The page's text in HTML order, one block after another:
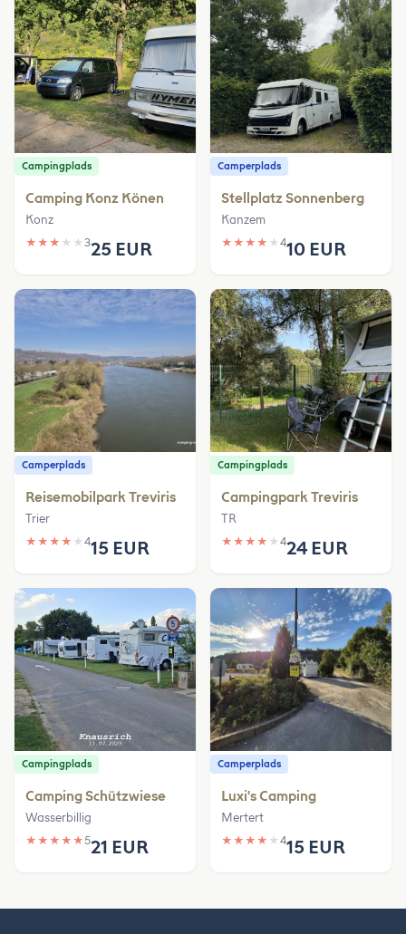
Campingplads
Camping Konz Könen
Konz
★ ★ ★ ★ ★ 325 EUR
Camperplads
Stellplatz Sonnenberg
Kanzem
★ ★ ★ ★ ★ 410 EUR
Camperplads
Reisemobilpark Treviris
Trier
★ ★ ★ ★ ★ 415 EUR
Campingplads
Campingpark Treviris
TR
★ ★ ★ ★ ★ 424 EUR
Campingplads
Camping Schützwiese
Wasserbillig
★ ★ ★ ★ ★521 EUR
Camperplads
Luxi's Camping
Mertert
★ ★ ★ ★ ★ 415 EUR